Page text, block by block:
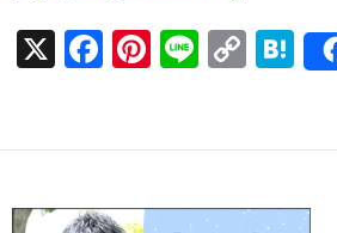
X
F
b
o
Pi
es
t
Li
C
y
Li
H
n
a